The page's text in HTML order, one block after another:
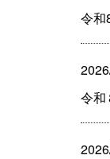
令和
令和